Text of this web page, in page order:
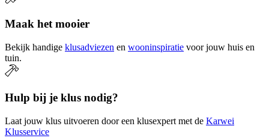
Maak het mooier
Bekijk handige klusadviezen en wooninspiratie voor jouw huis en
tuin.
Hulp bij je klus nodig?
Laat jouw klus uitvoeren door een klusexpert met de Karwei
Klusservice